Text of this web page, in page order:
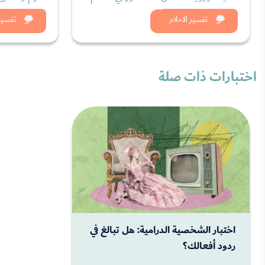
تفسير الاحلام
شاهد الان
اختبارات ذات صلة
اختبار الشخصية الدرامية: هل تبالغ في
ردود أفعالك؟